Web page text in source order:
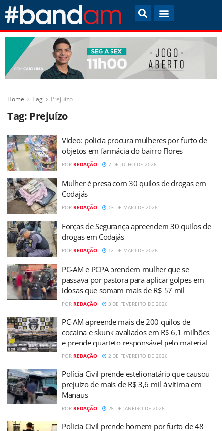
Home Tag Prejuízo
Tag: Prejuízo
Vídeo: polícia procura mulheres por furto de
objetos em farmácia do bairro Flores
POR REDAÇÃO 7 DE JULHO DE 2026
Mulher é presa com 30 quilos de drogas em
Codajás
POR REDAÇÃO 13 DE MAIO DE 2026
Forças de Segurança apreendem 30 quilos de
drogas em Codajás
POR REDAÇÃO 12 DE MAIO DE 2026
PC-AM e PCPA prendem mulher que se
passava por pastora para aplicar golpes em
idosas que somam mais de R$ 57 mil
POR REDAÇÃO 3 DE FEVEREIRO DE 2026
PC-AM apreende mais de 200 quilos de
cocaína e skunk avaliados em R$ 6,1 milhões
e prende quarteto responsável pelo material
POR REDAÇÃO 2 DE FEVEREIRO DE 2026
Polícia Civil prende estelionatário que causou
prejuízo de mais de R$ 3,6 mil à vítima em
Manaus
POR REDAÇÃO 28 DE JANEIRO DE 2026
Polícia Civil prende homem por furto de 48